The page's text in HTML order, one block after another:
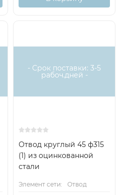
- Срок поставки: 3-5
рабоч.дней -
Отвод круглый 45 ф315
(1) из оцинкованной
стали
Элемент сети:
Отвод